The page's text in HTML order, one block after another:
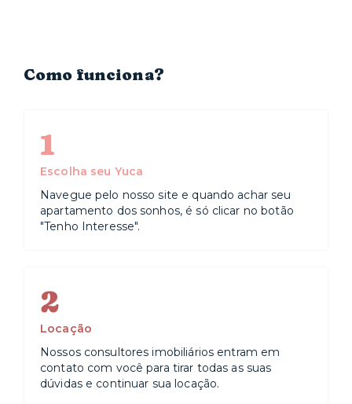
Como funciona?
1
Escolha seu Yuca
Navegue pelo nosso site e quando achar seu
apartamento dos sonhos, é só clicar no botão
"Tenho Interesse".
2
Locação
Nossos consultores imobiliários entram em
contato com você para tirar todas as suas
dúvidas e continuar sua locação.